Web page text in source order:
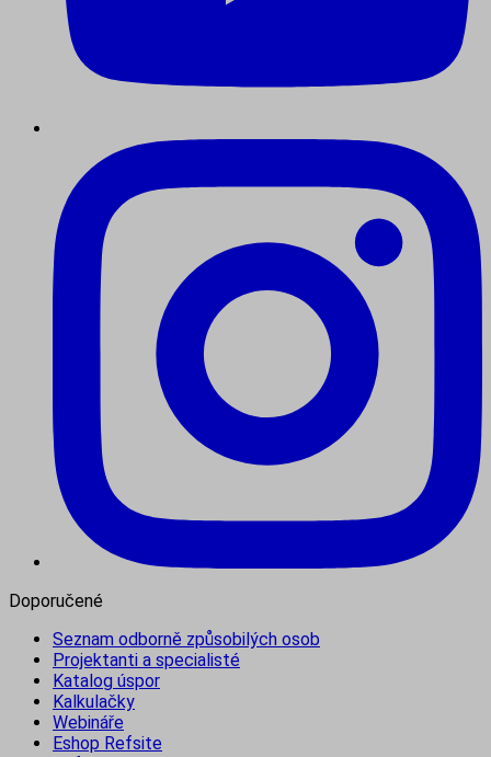
Doporučené
Seznam odborně způsobilých osob
Projektanti a specialisté
Katalog úspor
Kalkulačky
Webináře
Eshop Refsite